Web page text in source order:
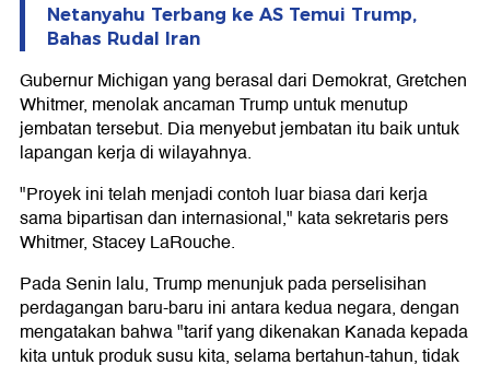
Netanyahu Terbang ke AS Temui Trump,
Bahas Rudal Iran
Gubernur Michigan yang berasal dari Demokrat, Gretchen
Whitmer, menolak ancaman Trump untuk menutup
jembatan tersebut. Dia menyebut jembatan itu baik untuk
lapangan kerja di wilayahnya.
"Proyek ini telah menjadi contoh luar biasa dari kerja
sama bipartisan dan internasional," kata sekretaris pers
Whitmer, Stacey LaRouche.
Pada Senin lalu, Trump menunjuk pada perselisihan
perdagangan baru-baru ini antara kedua negara, dengan
mengatakan bahwa "tarif yang dikenakan Kanada kepada
kita untuk produk susu kita, selama bertahun-tahun, tidak